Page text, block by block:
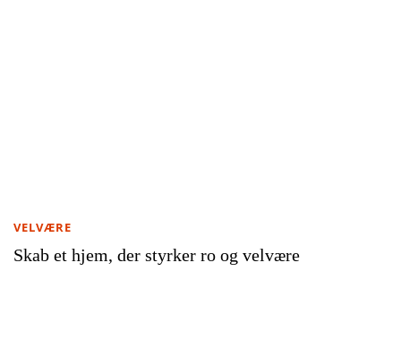
Skab et hjem, der styrker ro og velvære
VELVÆRE